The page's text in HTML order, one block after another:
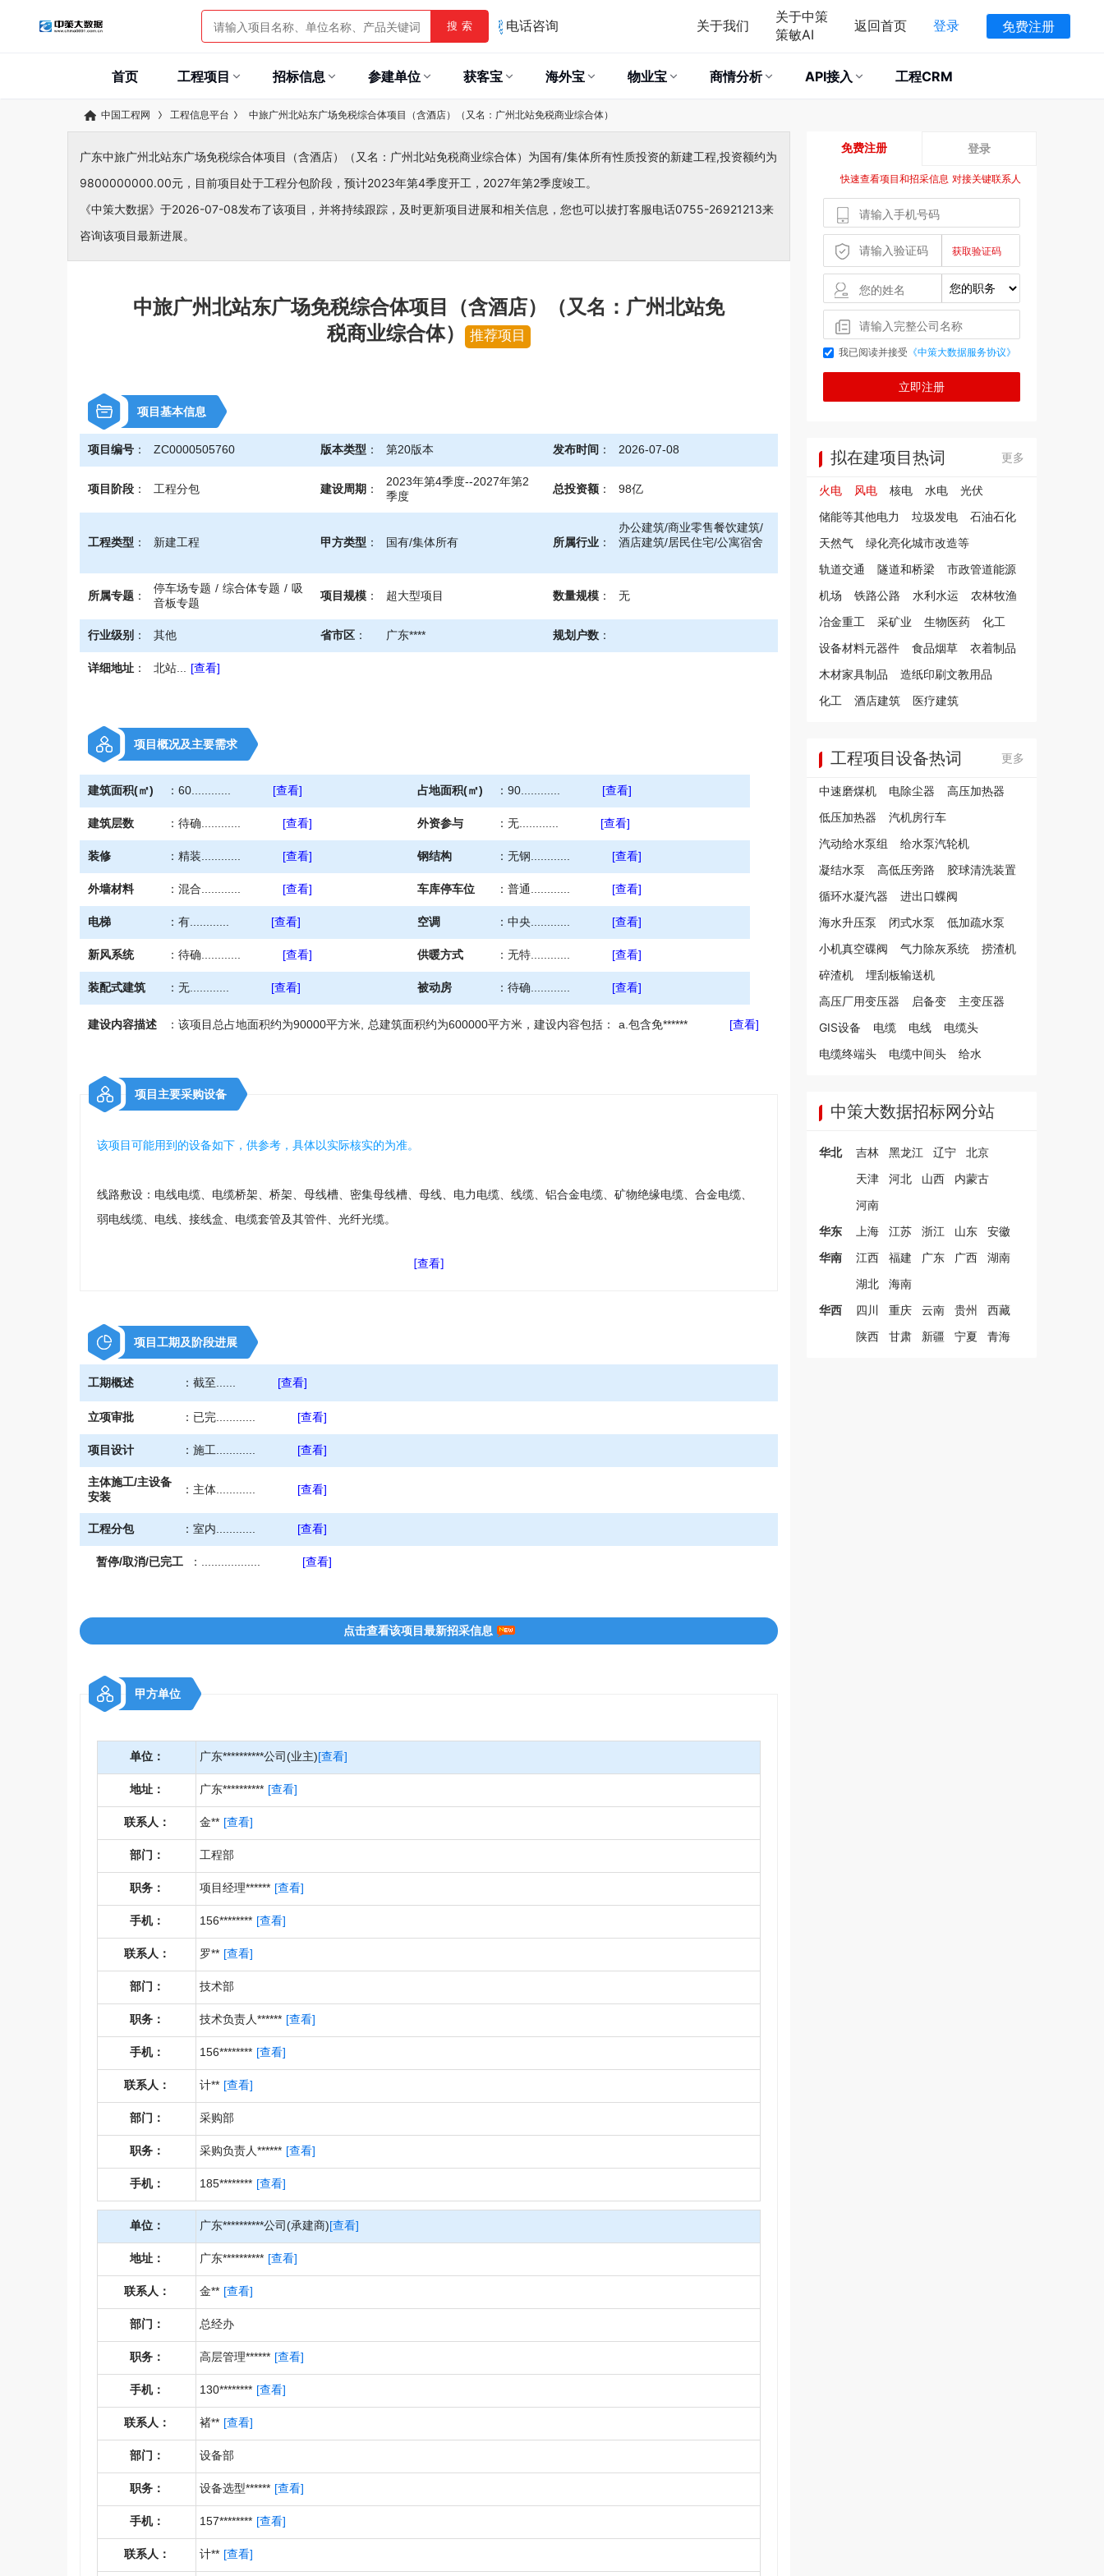
搜 索 电话咨询 关于我们
关于中策
策敏AI
返回首页 登录 免费注册
首页 工程项目 招标信息 参建单位 获客宝 海外宝 物业宝 商情分析 API接入 工程CRM
中国工程网 工程信息平台 中旅广州北站东广场免税综合体项目（含酒店）（又名：广州北站免税商业综合体）
广东中旅广州北站东广场免税综合体项目（含酒店）（又名：广州北站免税商业综合体）为国有/集体所有性质投资的新建工程,投资额约为
9800000000.00元，目前项目处于工程分包阶段，预计2023年第4季度开工，2027年第2季度竣工。
《中策大数据》于2026-07-08发布了该项目，并将持续跟踪，及时更新项目进展和相关信息，您也可以拔打客服电话0755-26921213来
咨询该项目最新进展。
中旅广州北站东广场免税综合体项目（含酒店）（又名：广州北站免
税商业综合体）
推荐项目
项目基本信息
项目编号 ： ZC0000505760 版本类型 ： 第20版本 发布时间 ： 2026-07-08
项目阶段 ： 工程分包 建设周期 ：
2023年第4季度--2027年第2
季度
总投资额 ： 98亿
工程类型 ： 新建工程 甲方类型 ： 国有/集体所有 所属行业 ：
办公建筑/商业零售餐饮建筑/
酒店建筑/居民住宅/公寓宿舍
所属专题 ：
停车场专题 / 综合体专题 / 吸
音板专题
项目规模 ： 超大型项目 数量规模 ： 无
行业级别 ： 其他 省市区 ： 广东**** 规划户数 ：
详细地址 ： 北站... [查看]
项目概况及主要需求
建筑面积(㎡) ： 60............ [查看] 占地面积(㎡) ： 90............ [查看]
建筑层数 ： 待确............ [查看] 外资参与 ： 无............ [查看]
装修 ： 精装............ [查看] 钢结构 ： 无钢............ [查看]
外墙材料 ： 混合............ [查看] 车库停车位 ： 普通............ [查看]
电梯 ： 有............ [查看] 空调 ： 中央............ [查看]
新风系统 ： 待确............ [查看] 供暖方式 ： 无特............ [查看]
装配式建筑 ： 无............ [查看] 被动房 ： 待确............ [查看]
建设内容描述 ： 该项目总占地面积约为90000平方米, 总建筑面积约为600000平方米，建设内容包括： a.包含免****** [查看]
项目主要采购设备
该项目可能用到的设备如下，供参考，具体以实际核实的为准。
线路敷设：电线电缆、电缆桥架、桥架、母线槽、密集母线槽、母线、电力电缆、线缆、铝合金电缆、矿物绝缘电缆、合金电缆、
弱电线缆、电线、接线盒、电缆套管及其管件、光纤光缆。
电气设备：电力工程、电力安装、电力设备、变压器、电力变压器、干******
[查看]
项目工期及阶段进展
工期概述 ： 截至...... [查看]
立项审批 ： 已完............ [查看]
项目设计 ： 施工............ [查看]
主体施工/主设备
安装
： 主体............ [查看]
工程分包 ： 室内............ [查看]
暂停/取消/已完工 ： [查看]
点击查看该项目最新招采信息
甲方单位
单位： 广东**********公司(业主)[查看]
地址： 广东********** [查看]
联系人： 金** [查看]
部门： 工程部
职务： 项目经理****** [查看]
手机： 156******** [查看]
联系人： 罗** [查看]
部门： 技术部
职务： 技术负责人****** [查看]
手机： 156******** [查看]
联系人： 计** [查看]
部门： 采购部
职务： 采购负责人****** [查看]
手机： 185******** [查看]
单位： 广东**********公司(承建商)[查看]
地址： 广东********** [查看]
联系人： 金** [查看]
部门： 总经办
职务： 高层管理****** [查看]
手机： 130******** [查看]
联系人： 褚** [查看]
部门： 设备部
职务： 设备选型****** [查看]
手机： 157******** [查看]
联系人： 计** [查看]
免费注册 登录
快速查看项目和招采信息 对接关键联系人
我已阅读并接受 《中策大数据服务协议》
立即注册
拟在建项目热词 更多
火电 风电 核电 水电
光伏
储能等其他电力
垃圾发电
石油石化
天然气
绿化亮化城市改造等
轨道交通
隧道和桥梁
市政管道能源
机场
铁路公路 水利水运
农林牧渔
冶金重工
采矿业 生物医药
化工
设备材料元器件
食品烟草
衣着制品
木材家具制品
造纸印刷文教用品
化工
酒店建筑 医疗建筑
工程项目设备热词 更多
中速磨煤机 电除尘器
高压加热器
低压加热器
汽机房行车
汽动给水泵组
给水泵汽轮机
凝结水泵
高低压旁路
胶球清洗装置
循环水凝汽器
进出口蝶阀
海水升压泵
闭式水泵
低加疏水泵
小机真空碟阀
气力除灰系统
捞渣机
碎渣机
埋刮板输送机
高压厂用变压器
启备变
主变压器
GIS设备
电缆 电线
电缆头
电缆终端头
电缆中间头 给水
中策大数据招标网分站
华北 吉林 黑龙江 辽宁
北京
天津
河北 山西
内蒙古
河南
华东
上海 江苏 浙江 山东
安徽
华南
江西 福建 广东 广西
湖南
湖北
海南
华西
四川 重庆 云南 贵州
西藏
陕西
甘肃 新疆 宁夏 青海